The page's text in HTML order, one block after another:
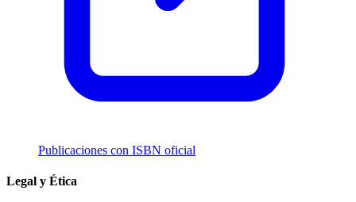
Publicaciones con ISBN oficial
Legal y Ética